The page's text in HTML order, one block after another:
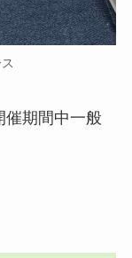
催期間中一般